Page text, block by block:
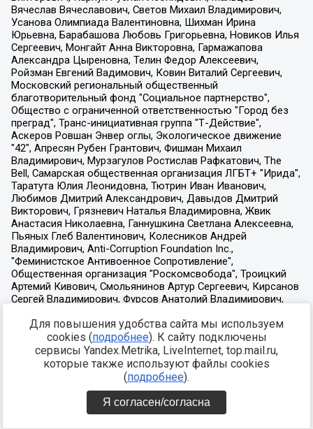
Для повышения удобства сайта мы используем
cookies (подробнее). К сайту подключены
сервисы Yandex.Metrika, LiveInternet, top.mail.ru,
которые также используют файлы cookies
(подробнее).
Я согласен/согласна